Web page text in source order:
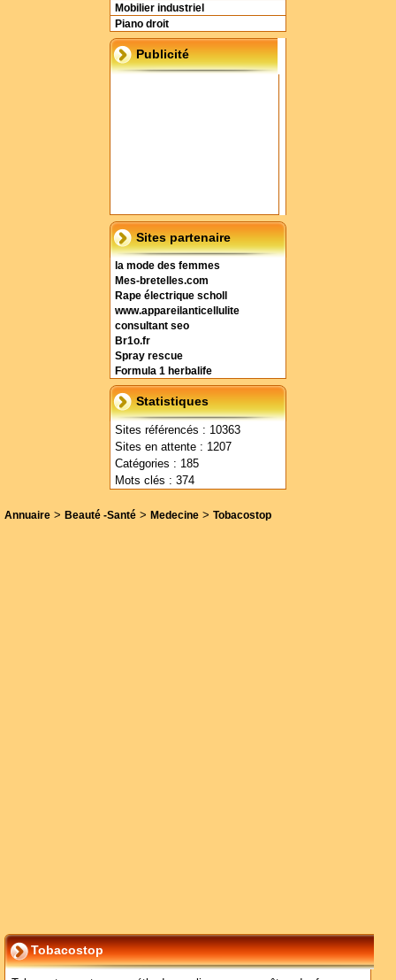
Mobilier industriel
Piano droit
Publicité
Sites partenaire
la mode des femmes
Mes-bretelles.com
Rape électrique scholl
www.appareilanticellulite
consultant seo
Br1o.fr
Spray rescue
Formula 1 herbalife
Statistiques
Sites référencés : 10363
Sites en attente : 1207
Catégories : 185
Mots clés : 374
Annuaire > Beauté -Santé > Medecine > Tobacostop
Tobacostop